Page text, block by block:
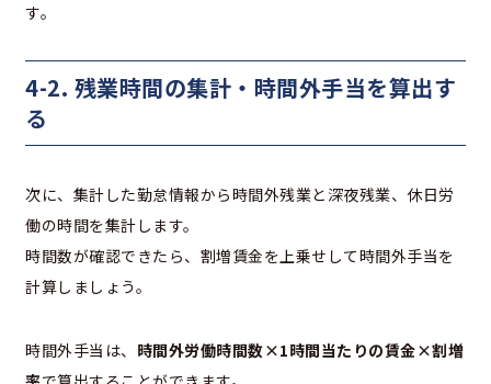
す。
4-2. 残業時間の集計・時間外手当を算出す
る
次に、集計した勤怠情報から時間外残業と深夜残業、休日労
働の時間を集計します。
時間数が確認できたら、割増賃金を上乗せして時間外手当を
計算しましょう。
時間外手当は、 時間外労働時間数×1時間当たりの賃金×割増